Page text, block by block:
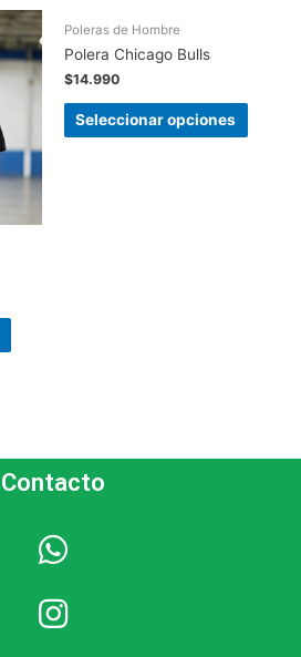
Poleras de Hombre
Polera Chicago Bulls
$14.990
Seleccionar opciones
Contacto